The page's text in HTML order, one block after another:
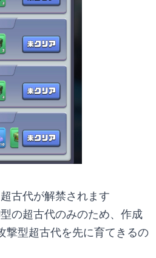
古代が解禁されます
の超古代のみのため、作成
撃型超古代を先に育てきるの